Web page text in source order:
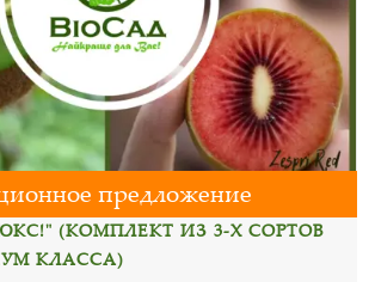
предложение
(КОМПЛЕКТ ИЗ 3-Х СОРТОВ
КЛАССА)